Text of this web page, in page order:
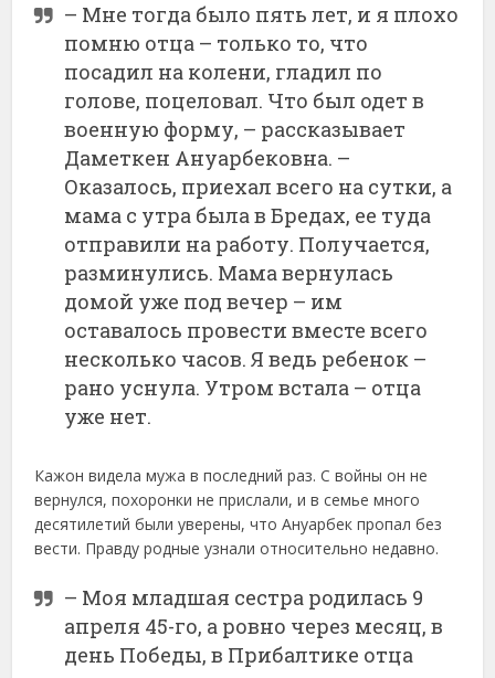
– Мне тогда было пять лет, и я плохо
помню отца – только то, что
посадил на колени, гладил по
голове, поцеловал. Что был одет в
военную форму, – рассказывает
Даметкен Ануарбековна. –
Оказалось, приехал всего на сутки, а
мама с утра была в Бредах, ее туда
отправили на работу. Получается,
разминулись. Мама вернулась
домой уже под вечер – им
оставалось провести вместе всего
несколько часов. Я ведь ребенок –
рано уснула. Утром встала – отца
уже нет.
Кажон видела мужа в последний раз. С войны он не
вернулся, похоронки не прислали, и в семье много
десятилетий были уверены, что Ануарбек пропал без
вести. Правду родные узнали относительно недавно.
– Моя младшая сестра родилась 9
апреля 45-го, а ровно через месяц, в
день Победы, в Прибалтике отца